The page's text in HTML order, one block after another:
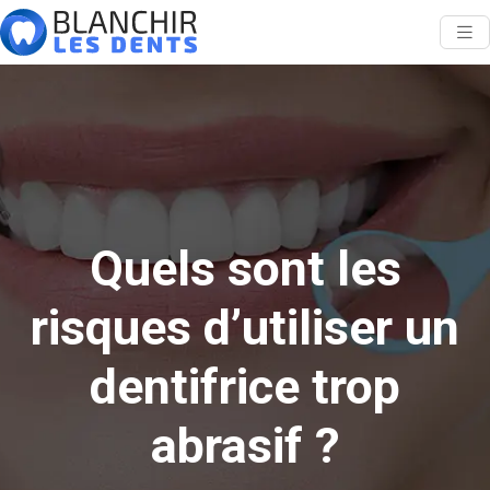
Quels sont les
risques d’utiliser un
dentifrice trop
abrasif ?